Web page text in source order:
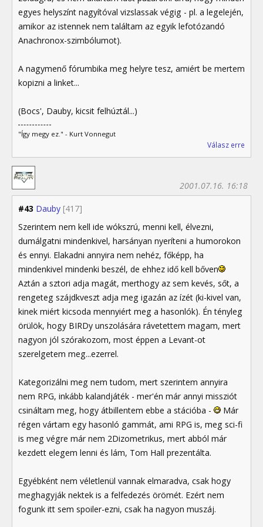
egyes helyszínt nagyítóval vizslassak végig - pl. a legelején,
amikor az istennek nem találtam az egyik lefotózandó
Anachronox-szimbólumot).
A nagymenő fórumbika meg helyre tesz, amiért be mertem
kopizni a linket...
(Bocs', Dauby, kicsit felhúztál...)
"Így megy ez." - Kurt Vonnegut
Válasz erre
#43 Dauby [417]
2001.07.16. 16:18
Szerintem nem kell ide wókszrú, menni kell, élvezni,
dumálgatni mindenkivel, harsányan nyeríteni a humorokon
és ennyi. Elakadni annyira nem nehéz, főképp, ha
mindenkivel mindenki beszél, de ehhez idő kell bőven
Aztán a sztori adja magát, merthogy az sem kevés, sőt, a
rengeteg szájdkveszt adja meg igazán az ízét (ki-kivel van,
kinek miért kicsoda mennyiért meg a hasonlók). Én tényleg
örülök, hogy BIRDy unszolására rávetettem magam, mert
nagyon jól szórakozom, most éppen a Levant-ot
szerelgetem meg...ezerrel.
Kategorizálni meg nem tudom, mert szerintem annyira
nem RPG, inkább kalandjáték - mer'én már annyi missziót
csináltam meg, hogy átbillentem ebbe a stációba -
Már
régen vártam egy hasonló gammát, ami RPG is, meg sci-fi
is meg végre már nem 2Dizometrikus, mert abból már
kezdett elegem lenni és lám, Tom Hall prezentálta.
Egyébként nem véletlenül vannak elmaradva, csak hogy
meghagyják nektek is a felfedezés örömét. Ezért nem
fogunk itt sem spoiler-ezni, csak ha nagyon muszáj.